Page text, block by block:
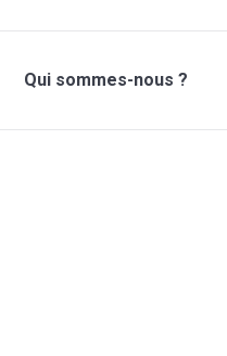
Qui sommes-nous ?